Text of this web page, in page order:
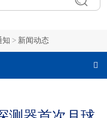
知 > 新闻动态